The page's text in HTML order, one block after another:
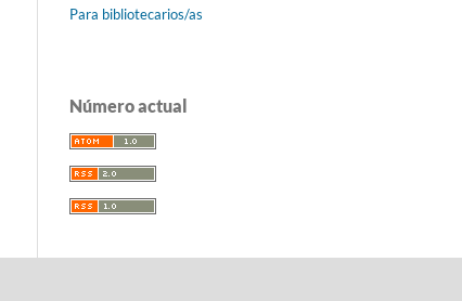
Para bibliotecarios/as
Número actual